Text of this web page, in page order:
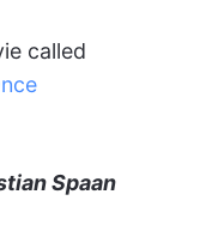
called
Spaan